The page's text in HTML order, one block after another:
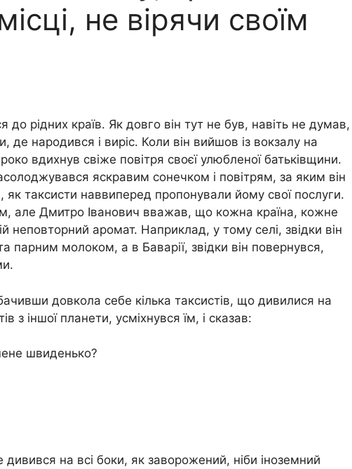
не вірячи своїм
до рідних країв. Як довго він тут не був, навіть не думав,
де народився і виріс. Коли він вийшов із вокзалу на
вдихнув свіже повітря своєї улюбленої батьківщини.
яскравим сонечком і повітрям, за яким він
як таксисти наввиперед пропонували йому свої послуги.
але Дмитро Іванович вважав, що кожна країна, кожне
неповторний аромат. Наприклад, у тому селі, звідки він
парним молоком, а в Баварії, звідки він повернувся,
довкола себе кілька таксистів, що дивилися на
з іншої планети, усміхнувся їм, і сказав:
швиденько?
на всі боки, як заворожений, ніби іноземний